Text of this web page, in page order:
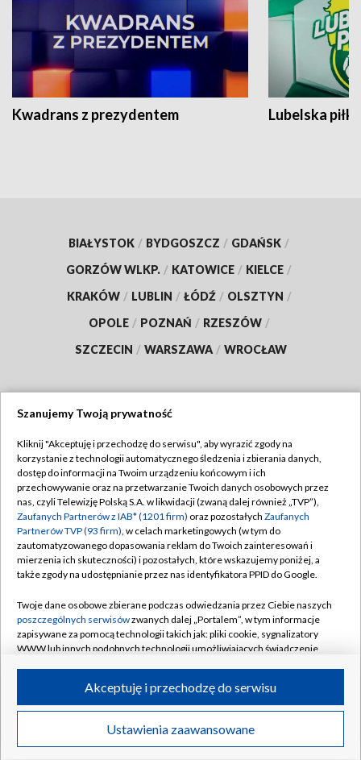
Kwadrans z prezydentem Lubelska piłka
BIAŁYSTOK / BYDGOSZCZ / GDAŃSK /
GORZÓW WLKP. / KATOWICE / KIELCE /
KRAKÓW / LUBLIN / ŁÓDŹ / OLSZTYN /
OPOLE / POZNAŃ / RZESZÓW /
SZCZECIN / WARSZAWA / WROCŁAW
TVP
Abonament TVP
Emisja w TVP
Centrum informacji TVP
Naziemna Telewizja Cyfrowa
Rada Programowa
System NOS
Informacje o nadawcy
Program dla prasy
Ogłoszenie przetargowe
Regulamin TVP
Polityka prywatności
Moje zgody
Pomoc
Kontakt
Kanały
©2026 Telewizja Polska S.A. w likwidacji
Szanujemy Twoją prywatność
Kliknij "Akceptuję i przechodzę do serwisu", aby wyrazić zgody na
korzystanie z technologii automatycznego śledzenia i zbierania danych,
dostęp do informacji na Twoim urządzeniu końcowym i ich
przechowywanie oraz na przetwarzanie Twoich danych osobowych przez
nas, czyli Telewizję Polską S.A. w likwidacji (zwaną dalej również „TVP”),
Zaufanych Partnerów z IAB* (1201 firm) oraz pozostałych Zaufanych
Partnerów TVP (93 firm), w celach marketingowych (w tym do
zautomatyzowanego dopasowania reklam do Twoich zainteresowań i
mierzenia ich skuteczności) i pozostałych, które wskazujemy poniżej, a
także zgody na udostępnianie przez nas identyfikatora PPID do Google.
Twoje dane osobowe zbierane podczas odwiedzania przez Ciebie naszych
poszczególnych serwisówzwanych dalej „Portalem”, w tym informacje
zapisywane za pomocą technologii takich jak: pliki cookie, sygnalizatory
WWW lub innych podobnych technologii umożliwiających świadczenie
ruchu w Internecie.
Twoje dane osobowe zbierane podczas odwiedzania przez Ciebie
poszczególnych serwisówna Portalu, takie jak adresy IP, identyfikatory
Ustawienia zaawansowane
Akceptuję i przechodzę do serwisu